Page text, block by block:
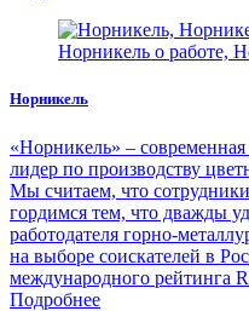
Норникель
«Норникель» –
лидер по производству
Мы считаем, что
гордимся тем, что дважды
работодателя горно-
на выборе соискателей в
международного рейтинга
Подробнее